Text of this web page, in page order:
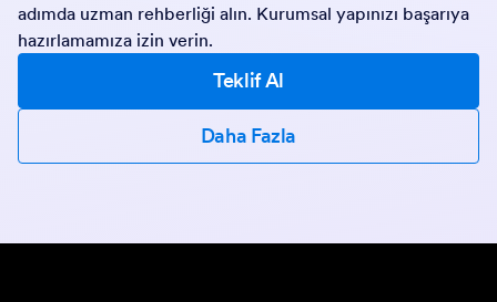
adımda uzman rehberliği alın. Kurumsal yapınızı başarıya
hazırlamamıza izin verin.
Teklif Al
Daha Fazla